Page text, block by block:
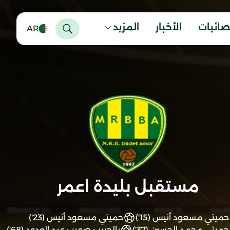
الأخبار المزيد AR
مستقبل بليدة اعمر
حميتي مسعود أنيس (15')
حميتي مسعود أنيس (23')